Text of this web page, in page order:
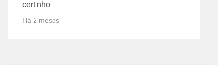
certinho
Há 2 meses